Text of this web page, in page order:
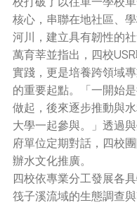
核心，串聯在地社區、
河川，建立具有韌性的
萬育莘並指出，四校
實踐，更是培養跨領域
的重要起點。「一開始
做起，後來逐步推動與
大學一起參與。」透過
府單位定期對話，四校
辦水文化推廣。
四校依專業分工發展各
筏子溪流域的生態調查